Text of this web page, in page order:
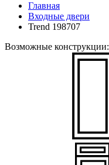
Главная
Входные двери
Trend 198707
Возможные конструкции: